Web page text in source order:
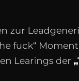
zur
fuck“
Learings der